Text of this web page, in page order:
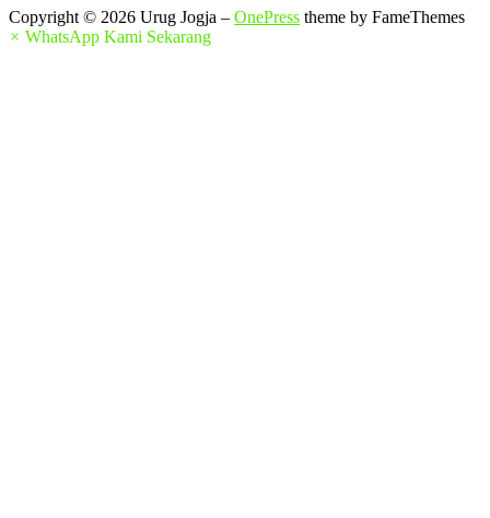
Copyright © 2026 Urug Jogja – OnePress theme by FameThemes
× WhatsApp Kami Sekarang